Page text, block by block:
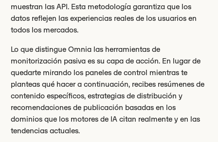
muestran las API. Esta metodología garantiza que los
datos reflejen las experiencias reales de los usuarios en
todos los mercados.
Lo que distingue Omnia las herramientas de
monitorización pasiva es su capa de acción. En lugar de
quedarte mirando los paneles de control mientras te
planteas qué hacer a continuación, recibes resúmenes de
contenido específicos, estrategias de distribución y
recomendaciones de publicación basadas en los
dominios que los motores de IA citan realmente y en las
tendencias actuales.